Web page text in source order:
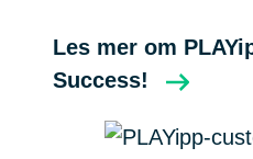
Les mer om
Success!